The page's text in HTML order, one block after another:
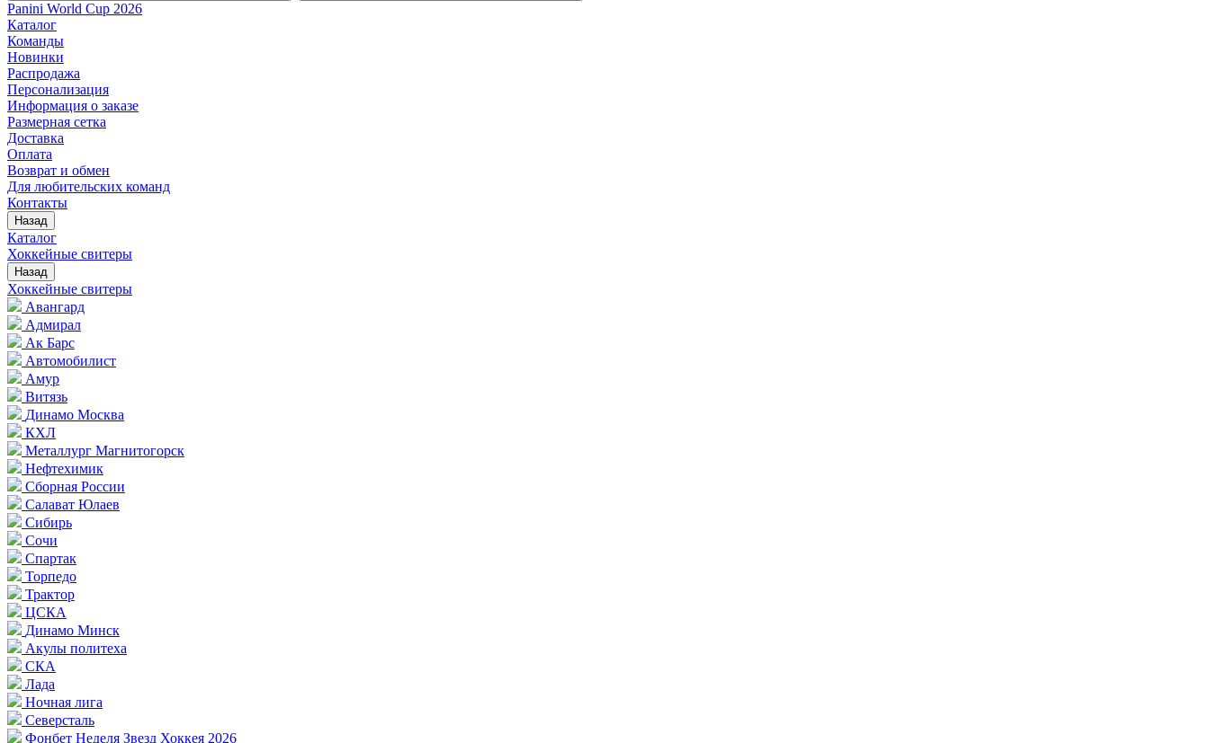
Panini World Cup 2026
Каталог
Команды
Новинки
Распродажа
Персонализация
Информация о заказе
Размерная сетка
Доставка
Оплата
Возврат и обмен
Для любительских команд
Контакты
Назад
Каталог
Хоккейные свитеры
Назад
Хоккейные свитеры
Авангард
Адмирал
Ак Барс
Автомобилист
Амур
Витязь
Динамо Москва
КХЛ
Металлург Магнитогорск
Нефтехимик
Сборная России
Салават Юлаев
Сибирь
Сочи
Спартак
Торпедо
Трактор
ЦСКА
Динамо Минск
Акулы политеха
СКА
Лада
Ночная лига
Северсталь
Фонбет Неделя Звезд Хоккея 2026